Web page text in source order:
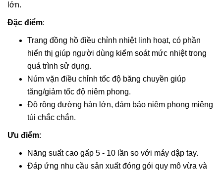
lớn.
Đặc điểm:
Trang đồng hồ điều chỉnh nhiệt linh hoạt, có phần
hiển thị giúp người dùng kiểm soát mức nhiệt trong
quá trình sử dụng.
Núm vặn điều chỉnh tốc độ băng chuyền giúp
tăng/giảm tốc độ niêm phong.
Độ rộng đường hàn lớn, đảm bảo niêm phong miệng
túi chắc chắn.
Ưu điểm:
Năng suất cao gấp 5 - 10 lần so với máy dập tay.
Đáp ứng nhu cầu sản xuất đóng gói quy mô vừa và